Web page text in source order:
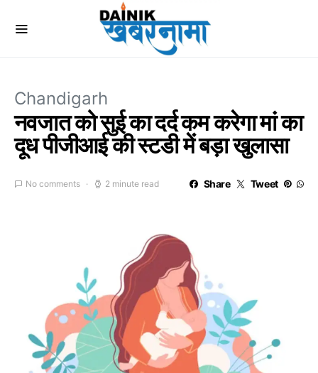
Chandigarh
नवजात को सुई का दर्द कम करेगा मां का
दूध पीजीआई की स्टडी में बड़ा खुलासा
No comments 2 minute read Share Tweet